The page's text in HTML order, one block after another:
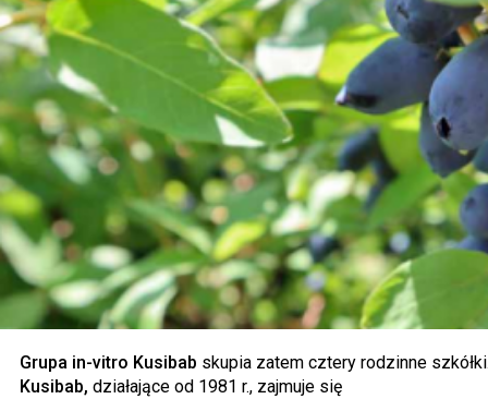
Grupa in-vitro Kusibab skupia zatem cztery rodzinne
Kusibab, działające od 1981 r., zajmuje się